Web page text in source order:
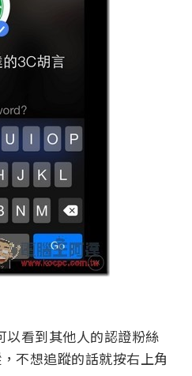
看到其他人的認證粉絲
不想追蹤的話就按右上角